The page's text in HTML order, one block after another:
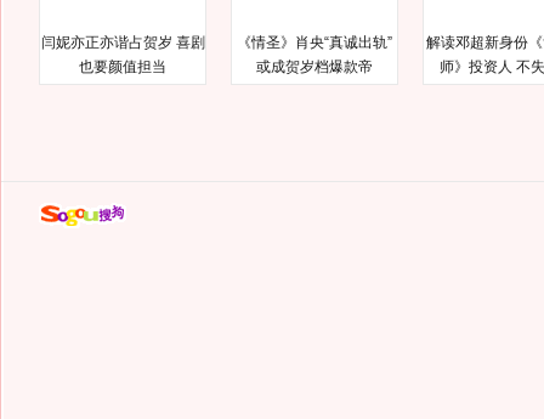
闫妮亦正亦谐占贺岁 喜剧
也要颜值担当
《情圣》肖央“真诚出轨”
或成贺岁档爆款帝
解读邓超新身份
师》投资人 不